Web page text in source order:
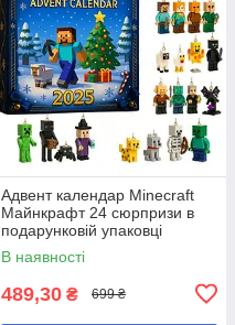
Адвент календар Minecraft
Майнкрафт 24 сюрпризи в
подарунковій упаковці
В наявності
489,30 ₴ 699 ₴